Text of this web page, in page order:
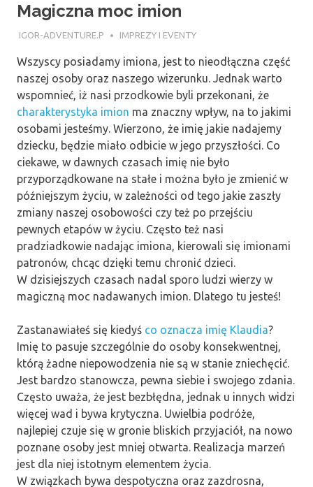
Magiczna moc imion
23 LIPCA 2017
IGOR-ADVENTURE.P IMPREZY I EVENTY
Wszyscy posiadamy imiona, jest to nieodłączna część
naszej osoby oraz naszego wizerunku. Jednak warto
wspomnieć, iż nasi przodkowie byli przekonani, że
charakterystyka imion ma znaczny wpływ, na to jakimi
osobami jesteśmy. Wierzono, że imię jakie nadajemy
dziecku, będzie miało odbicie w jego przyszłości. Co
ciekawe, w dawnych czasach imię nie było
przyporządkowane na stałe i można było je zmienić w
późniejszym życiu, w zależności od tego jakie zaszły
zmiany naszej osobowości czy też po przejściu
pewnych etapów w życiu. Często też nasi
pradziadkowie nadając imiona, kierowali się imionami
patronów, chcąc dzięki temu chronić dzieci.
W dzisiejszych czasach nadal sporo ludzi wierzy w
magiczną moc nadawanych imion. Dlatego tu jesteś!
Zastanawiałeś się kiedyś co oznacza imię Klaudia?
Imię to pasuje szczególnie do osoby konsekwentnej,
którą żadne niepowodzenia nie są w stanie zniechęcić.
Jest bardzo stanowcza, pewna siebie i swojego zdania.
Często uważa, że jest bezbłędna, jednak u innych widzi
więcej wad i bywa krytyczna. Uwielbia podróże,
najlepiej czuje się w gronie bliskich przyjaciół, na nowo
poznane osoby jest mniej otwarta. Realizacja marzeń
jest dla niej istotnym elementem życia.
W związkach bywa despotyczna oraz zazdrosna,